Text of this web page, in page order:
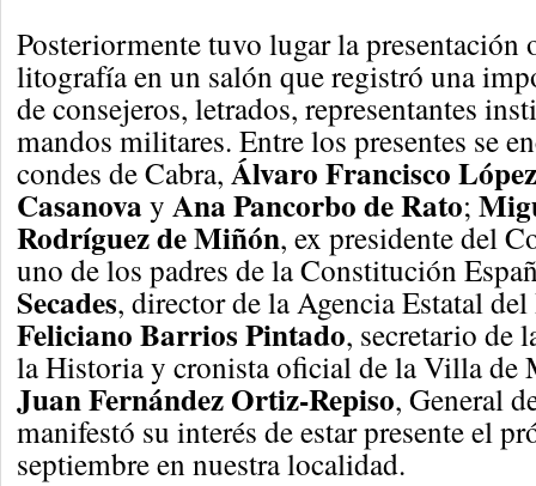
Posteriormente tuvo lugar la presentación
litografía en un salón que registró una
de consejeros, letrados, representantes
mandos militares. Entre los presentes se
condes de Cabra, Álvaro Francisco
Casanova y Ana Pancorbo de Rato;
Rodríguez de Miñón, ex presidente del
uno de los padres de la Constitución
Secades, director de la Agencia Estatal
Feliciano Barrios Pintado, secretario de
la Historia y cronista oficial de la Villa
Juan Fernández Ortiz-Repiso, General
manifestó su interés de estar presente el
septiembre en nuestra localidad.